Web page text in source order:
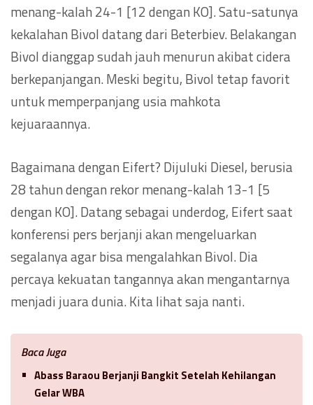
menang-kalah 24-1 [12 dengan KO]. Satu-satunya
kekalahan Bivol datang dari Beterbiev. Belakangan
Bivol dianggap sudah jauh menurun akibat cidera
berkepanjangan. Meski begitu, Bivol tetap favorit
untuk memperpanjang usia mahkota
kejuaraannya.
Bagaimana dengan Eifert? Dijuluki Diesel, berusia
28 tahun dengan rekor menang-kalah 13-1 [5
dengan KO]. Datang sebagai underdog, Eifert saat
konferensi pers berjanji akan mengeluarkan
segalanya agar bisa mengalahkan Bivol. Dia
percaya kekuatan tangannya akan mengantarnya
menjadi juara dunia. Kita lihat saja nanti.
Baca Juga
Abass Baraou Berjanji Bangkit Setelah Kehilangan
Gelar WBA